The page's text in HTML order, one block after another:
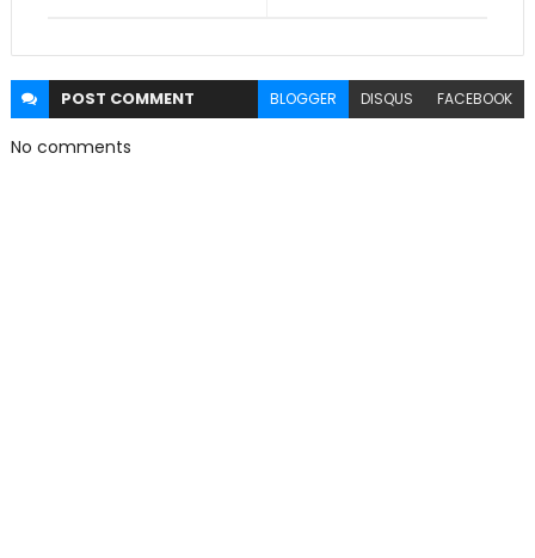
POST COMMENT BLOGGER DISQUS FACEBOOK
No comments